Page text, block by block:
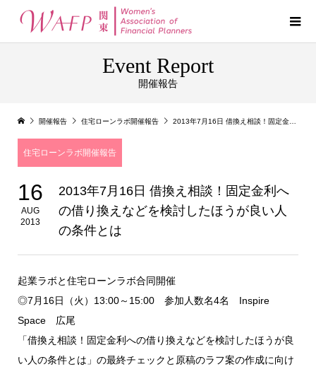
Event Report
開催報告
開催報告 住宅ローンラボ開催報告 2013年7月16日 借換え相談！固定金利への借り換えなどを検討したほうが良い人の条件とは
住宅ローンラボ開催報告
16
AUG
2013
2013年7月16日 借換え相談！固定金利へ
の借り換えなどを検討したほうが良い人
の条件とは
起業ラボと住宅ローンラボ合同開催
◎7月16日（火）13:00～15:00 参加人数名4名 Inspire
Space 広尾
「借換え相談！固定金利への借り換えなどを検討したほうが良
い人の条件とは」の最終チェックと原稿のラフ案の作成に向け